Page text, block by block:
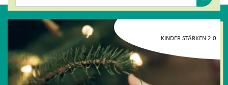
Suche
KINDER STÄRKEN 2.0